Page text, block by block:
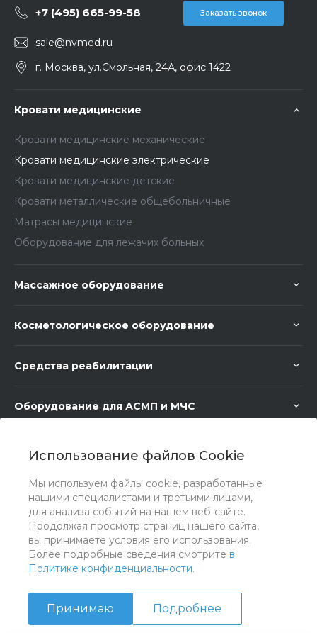
Использование файлов Cookie
Мы используем файлы cookie, разработанные
нашими специалистами и третьими лицами,
для анализа событий на нашем веб-сайте.
Продолжая просмотр страниц нашего сайта,
вы принимаете условия его использования.
Более подробные сведения смотрите в
Политике конфиденциальности.
Принимаю Подробнее
+7 (495) 665-99-58 Заказать звонок
sale@nvmed.ru
г. Москва, ул.Смольная, 24А, офис 1422
Кровати медицинские
Кровати медицинские механические
Кровати медицинские электрические
Кровати медицинские детские
Кровати металлические общебольничные
Матрасы медицинские
Оборудование для лежачих больных
Массажное оборудование
Косметологическое оборудование
Средства реабилитации
Оборудование для АСМП и МЧС
Медицинская мебель